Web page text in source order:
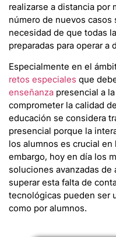
realizarse a distancia por
número de nuevos
necesidad de que todas
preparadas para operar a
Especialmente en el
retos especiales que
enseñanza presencial a la
comprometer la calidad
educación se considera
presencial porque la
los alumnos es crucial en
embargo, hoy en día los
soluciones avanzadas de
superar esta falta de
tecnológicas pueden ser
como por alumnos.